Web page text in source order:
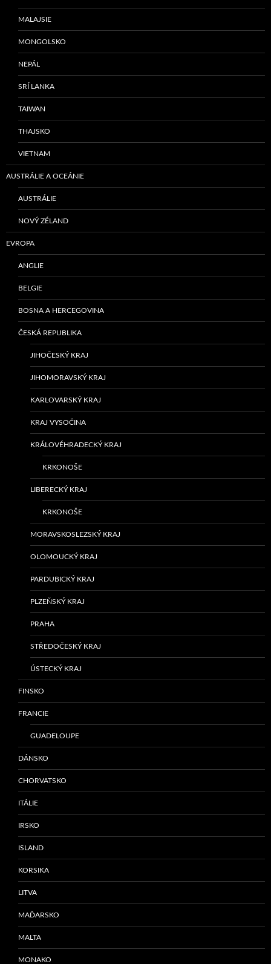
MALAJSIE
MONGOLSKO
NEPÁL
SRÍ LANKA
TAIWAN
THAJSKO
VIETNAM
AUSTRÁLIE A OCEÁNIE
AUSTRÁLIE
NOVÝ ZÉLAND
EVROPA
ANGLIE
BELGIE
BOSNA A HERCEGOVINA
ČESKÁ REPUBLIKA
JIHOČESKÝ KRAJ
JIHOMORAVSKÝ KRAJ
KARLOVARSKÝ KRAJ
KRAJ VYSOČINA
KRÁLOVÉHRADECKÝ KRAJ
KRKONOŠE
LIBERECKÝ KRAJ
KRKONOŠE
MORAVSKOSLEZSKÝ KRAJ
OLOMOUCKÝ KRAJ
PARDUBICKÝ KRAJ
PLZEŇSKÝ KRAJ
PRAHA
STŘEDOČESKÝ KRAJ
ÚSTECKÝ KRAJ
FINSKO
FRANCIE
GUADELOUPE
DÁNSKO
CHORVATSKO
ITÁLIE
IRSKO
ISLAND
KORSIKA
LITVA
MAĎARSKO
MALTA
MONAKO